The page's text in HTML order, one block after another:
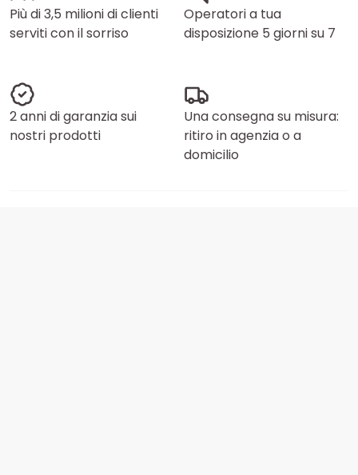
Più di 3,5 milioni di clienti
serviti con il sorriso
Operatori a tua
disposizione 5 giorni su 7
2 anni di garanzia sui
nostri prodotti
Una consegna su misura:
ritiro in agenzia o a
domicilio